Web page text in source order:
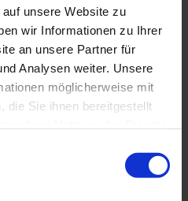
unsere Website zu
wir Informationen zu Ihrer
an unsere Partner für
Analysen weiter. Unsere
möglicherweise mit
die Sie ihnen bereitgestellt